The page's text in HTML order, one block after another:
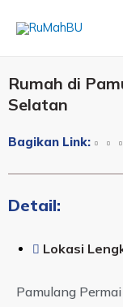
Rumah di
Selatan
Bagikan Link:
Detail:
Lokasi
Pamulang